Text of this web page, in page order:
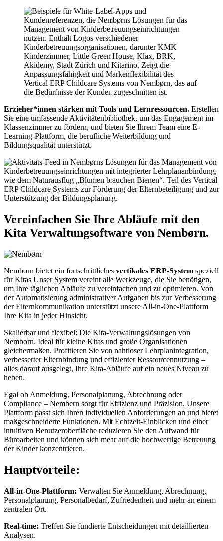
Erzieher*innen stärken mit Tools und Lernressourcen. Erstellen
Sie eine umfassende Aktivitätenbibliothek, um das Engagement im
Klassenzimmer zu fördern, und bieten Sie Ihrem Team eine E-
Learning-Plattform, die berufliche Weiterbildung und
Bildungsqualität unterstützt.
Vereinfachen Sie Ihre Abläufe mit den
Kita Verwaltungsoftware von Nembørn.
Nemborn bietet ein fortschrittliches vertikales ERP-System speziell
für Kitas Unser System vereint alle Werkzeuge, die Sie benötigen,
um Ihre täglichen Abläufe zu vereinfachen und zu optimieren. Von
der Automatisierung administrativer Aufgaben bis zur Verbesserung
der Elternkommunikation unterstützt unsere All-in-One-Plattform
Ihre Kita in jeder Hinsicht.
Skalierbar und flexibel: Die Kita-Verwaltungslösungen von
Nemborn. Ideal für kleine Kitas und große Organisationen
gleichermaßen. Profitieren Sie von nahtloser Lehrplanintegration,
verbesserter Elternbindung und effizienter Ressourcennutzung –
alles darauf ausgelegt, Ihre Kita-Abläufe auf ein neues Niveau zu
heben.
Egal ob Anmeldung, Personalplanung, Abrechnung oder
Compliance – Nembern sorgt für Effizienz und Präzision. Unsere
Plattform passt sich Ihren individuellen Anforderungen an und bietet
maßgeschneiderte Funktionen. Mit Echtzeit-Einblicken und einer
intuitiven Benutzeroberfläche reduzieren Sie den Aufwand für
Büroarbeiten und können sich mehr auf die hochwertige Betreuung
der Kinder konzentrieren.
Hauptvorteile:
All-in-One-Plattform: Verwalten Sie Anmeldung, Abrechnung,
Personalplanung, Personalbedarf, Zufriedenheit und mehr an einem
zentralen Ort.
Real-time: Treffen Sie fundierte Entscheidungen mit detaillierten
Analysen.